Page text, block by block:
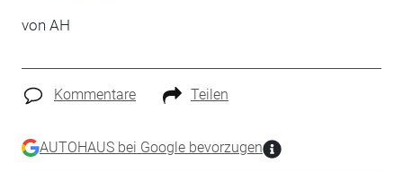
von AH
Kommentare Teilen
AUTOHAUS bei Google bevorzugen